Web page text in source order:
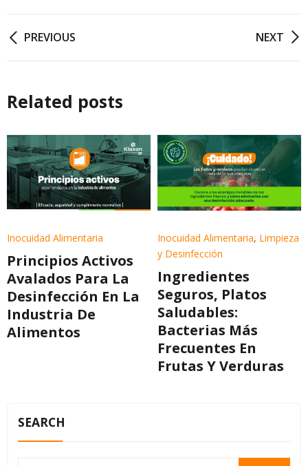
PREVIOUS NEXT
Related posts
Inocuidad Alimentaria
Principios Activos
Avalados Para La
Desinfección En La
Industria De
Alimentos
Inocuidad Alimentaria, Limpieza
y Desinfección
Ingredientes
Seguros, Platos
Saludables:
Bacterias Más
Frecuentes En
Frutas Y Verduras
SEARCH